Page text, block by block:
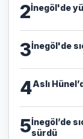
2İnegöl'de
3İnegöl'de
4Aslı
5İnegöl’de
sürdü